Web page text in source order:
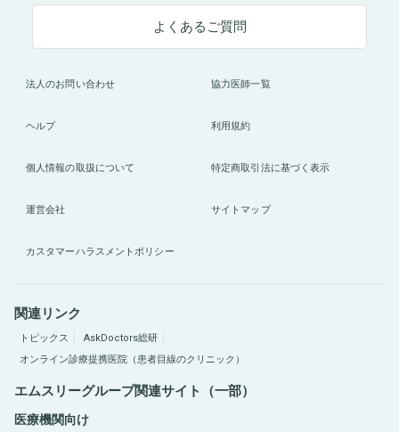
よくあるご質問
法人のお問い合わせ 協力医師一覧
ヘルプ 利用規約
個人情報の取扱について 特定商取引法に基づく表示
運営会社 サイトマップ
カスタマーハラスメントポリシー
関連リンク
トピックス
AskDoctors総研
オンライン診療提携医院（患者目線のクリニック）
エムスリーグループ関連サイト（一部）
医療機関向け